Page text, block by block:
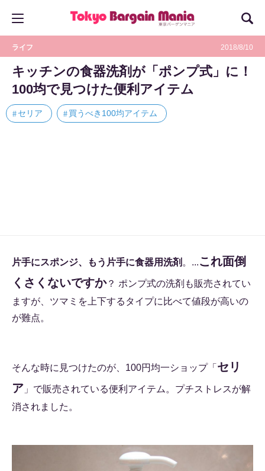
ライフ 2018/8/10
キッチンの食器洗剤が「ポンプ式」に！
100均で見つけた便利アイテム
セリア 買うべき100均アイテム
片手にスポンジ、もう片手に食器用洗剤 。...これ面倒
くさくないですか？ ポンプ式の洗剤も販売されてい
ますが、ツマミを上下するタイプに比べて値段が高いの
が難点。
そんな時に見つけたのが、100円均一ショップ「 セリ
ア 」で販売されている便利アイテム。プチストレスが解
消されました。